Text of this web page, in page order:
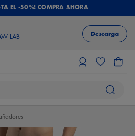
EL -50%! COMPRA AHORA
LAB Descarga